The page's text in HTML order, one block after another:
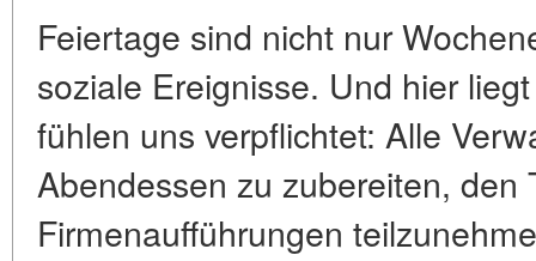
Feiertage sind nicht nur
soziale Ereignisse. Und hier
fühlen uns verpflichtet: Alle
Abendessen zu zubereiten, den
Firmenaufführungen